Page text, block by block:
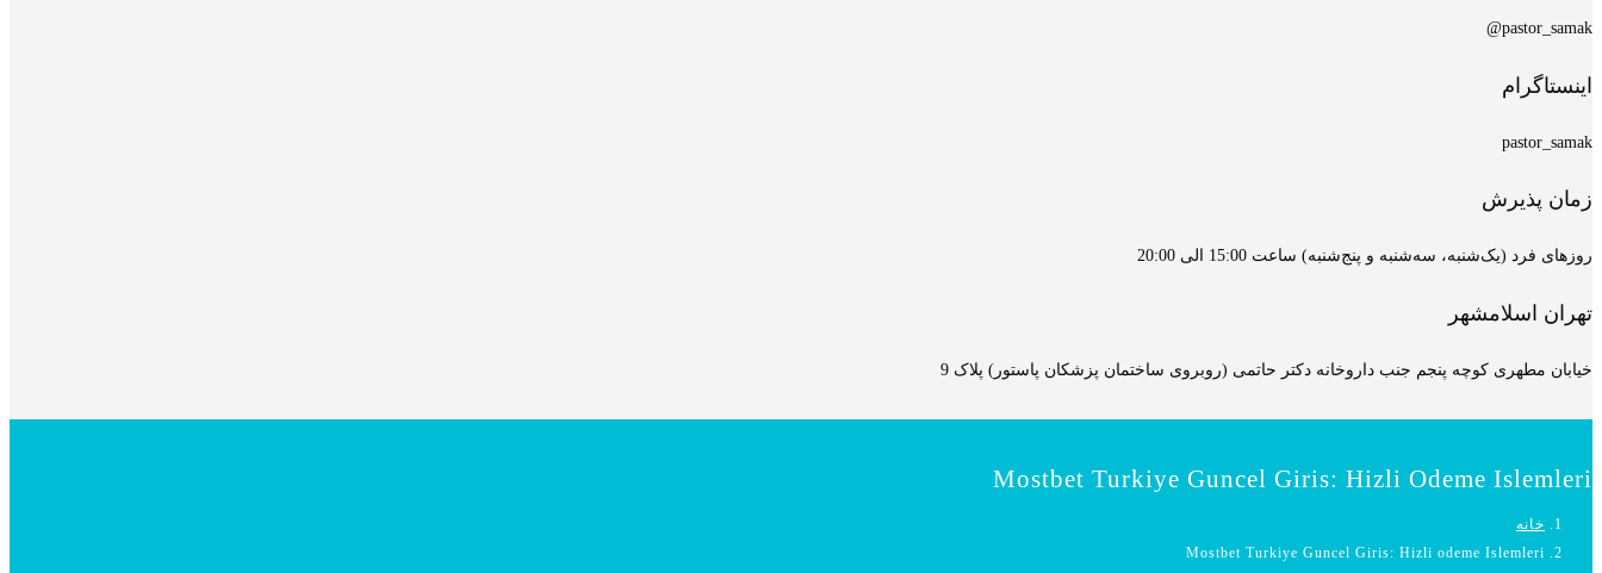
pastor_samak@
اینستاگرام
pastor_samak
زمان پذیرش
روزهای فرد (یک‌شنبه، سه‌شنبه و پنج‌شنبه) ساعت 15:00 الی 20:00
تهران اسلامشهر
خیابان مطهری کوچه پنجم جنب داروخانه دکتر حاتمی (روبروی ساختمان پزشکان پاستور) پلاک 9
Mostbet Turkiye Guncel Giris: Hizli Odeme Islemleri
خانه
Mostbet Turkiye Guncel Giris: Hizli odeme Islemleri